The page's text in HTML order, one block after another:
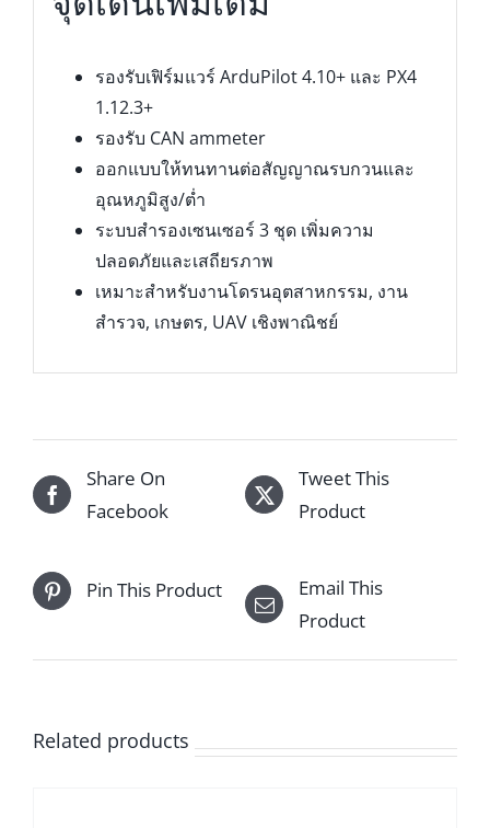
รองรับเฟิร์มแวร์ ArduPilot 4.10+ และ PX4
1.12.3+
รองรับ CAN ammeter
ออกแบบให้ทนทานต่อสัญญาณรบกวนและ
อุณหภูมิสูง/ต่ำ
ระบบสำรองเซนเซอร์ 3 ชุด เพิ่มความ
ปลอดภัยและเสถียรภาพ
เหมาะสำหรับงานโดรนอุตสาหกรรม, งาน
สำรวจ, เกษตร, UAV เชิงพาณิชย์
Share On
Facebook
Tweet This
Product
Pin This Product
Email This
Product
Related products